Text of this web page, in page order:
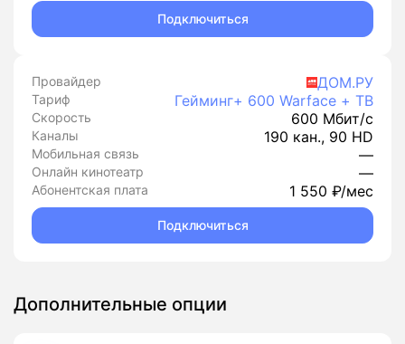
Подключиться
Провайдер ДОМ.РУ
Тариф Гейминг+ 600 Warface + ТВ
Скорость 600 Мбит/с
Каналы 190 кан., 90 HD
Мобильная связь —
Онлайн кинотеатр —
Абонентская плата 1 550 ₽/мес
Подключиться
Дополнительные опции